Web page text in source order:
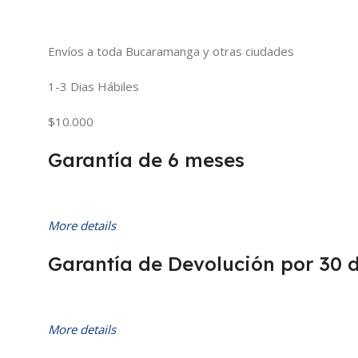
Envíos a toda Bucaramanga y otras ciudades
1-3 Dias Hábiles
$10.000
Garantía de 6 meses
More details
Garantía de Devolución por 30
More details